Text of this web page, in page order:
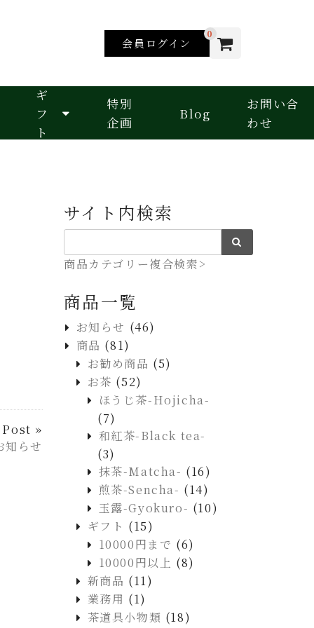
会員ログイン
0
ギ
フ
ト
特別
企画
Blog
お問い合
わせ
»
らせ
サイト内検索
商品カテゴリー複合検索>
商品一覧
お知らせ (46)
商品 (81)
お勧め商品 (5)
お茶 (52)
ほうじ茶-Hojicha-
(7)
和紅茶-Black tea-
(3)
抹茶-Matcha- (16)
煎茶-Sencha- (14)
玉露-Gyokuro- (10)
ギフト (15)
10000円まで (6)
10000円以上 (8)
新商品 (11)
業務用 (1)
茶道具小物類 (18)